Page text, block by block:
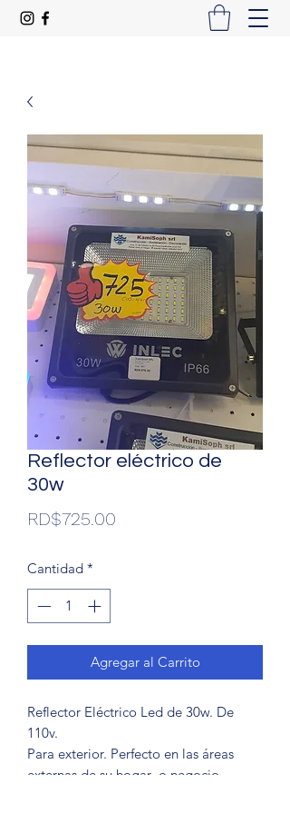
Reflector eléctrico de
30w
RD$725.00
Cantidad *
Agregar al Carrito
Reflector Eléctrico Led de 30w. De
110v.
Para exterior. Perfecto en las áreas
externas de su hogar  o negocio.